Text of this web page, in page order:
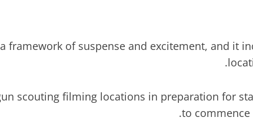
framework of suspense and excitement, and it
scouting filming locations in preparation for
to commence